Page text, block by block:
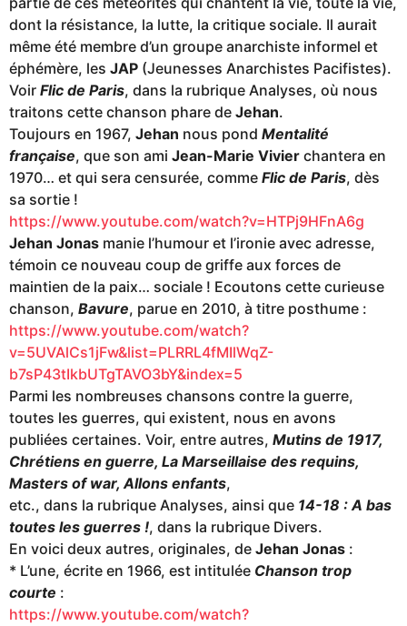
dont la résistance, la lutte, la critique sociale. Il aurait
même été membre d’un groupe anarchiste informel et
éphémère, les JAP (Jeunesses Anarchistes Pacifistes).
Voir Flic de Paris, dans la rubrique Analyses, où nous
traitons cette chanson phare de Jehan.
Toujours en 1967, Jehan nous pond Mentalité
française, que son ami Jean-Marie Vivier chantera en
1970… et qui sera censurée, comme Flic de Paris, dès
sa sortie !
https://www.youtube.com/watch?v=HTPj9HFnA6g
Jehan Jonas manie l’humour et l’ironie avec adresse,
témoin ce nouveau coup de griffe aux forces de
maintien de la paix… sociale ! Ecoutons cette curieuse
chanson, Bavure, parue en 2010, à titre posthume :
https://www.youtube.com/watch?
v=5UVAlCs1jFw&list=PLRRL4fMIlWqZ-
b7sP43tIkbUTgTAVO3bY&index=5
Parmi les nombreuses chansons contre la guerre,
toutes les guerres, qui existent, nous en avons
publiées certaines. Voir, entre autres, Mutins de 1917,
Chrétiens en guerre, La Marseillaise des requins,
Masters of war, Allons enfants,
etc., dans la rubrique Analyses, ainsi que 14-18 : A bas
toutes les guerres !, dans la rubrique Divers.
En voici deux autres, originales, de Jehan Jonas :
* L’une, écrite en 1966, est intitulée Chanson trop
courte :
https://www.youtube.com/watch?